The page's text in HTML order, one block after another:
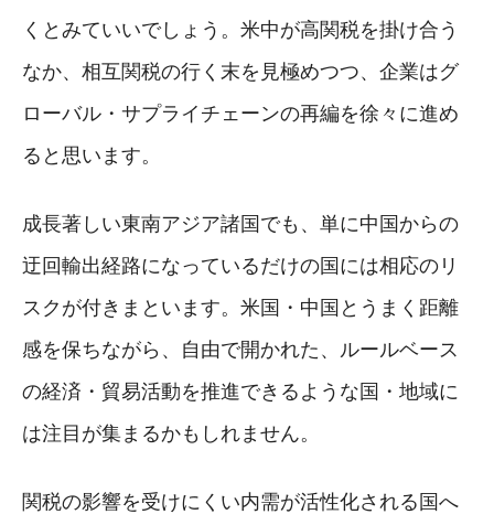
くとみていいでしょう。米中が高関税を掛け合う
なか、相互関税の行く末を見極めつつ、企業はグ
ローバル・サプライチェーンの再編を徐々に進め
ると思います。
成長著しい東南アジア諸国でも、単に中国からの
迂回輸出経路になっているだけの国には相応のリ
スクが付きまといます。米国・中国とうまく距離
感を保ちながら、自由で開かれた、ルールベース
の経済・貿易活動を推進できるような国・地域に
は注目が集まるかもしれません。
関税の影響を受けにくい内需が活性化される国へ